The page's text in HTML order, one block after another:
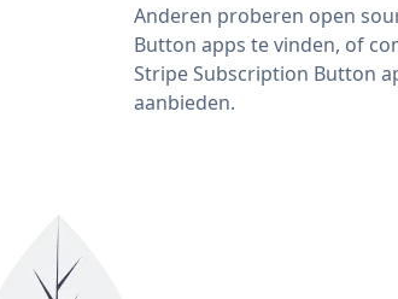
Anderen proberen open
Button apps te vinden, of
Stripe Subscription Button
aanbieden.